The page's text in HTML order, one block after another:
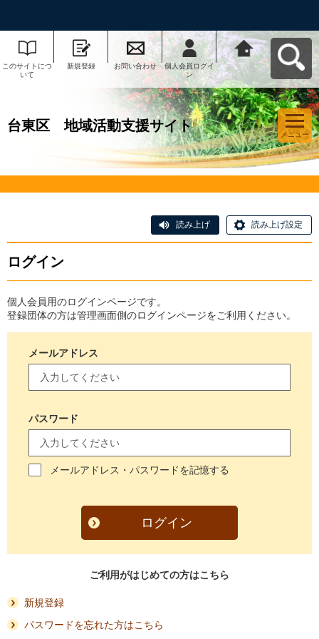
このサイトにつ
いて
新規登録 お問い合わせ
個人会員ログイ
ン
台東区 地域活
動支援サイトへ
戻る
台東区 地域活動支援サイト
メニュー
読み上げ 読み上げ設定
ログイン
個人会員用のログインページです。
登録団体の方は管理画面側のログインページをご利用ください。
メールアドレス
パスワード
メールアドレス・パスワードを記憶する
ログイン
ご利用がはじめての方はこちら
新規登録
パスワードを忘れた方はこちら